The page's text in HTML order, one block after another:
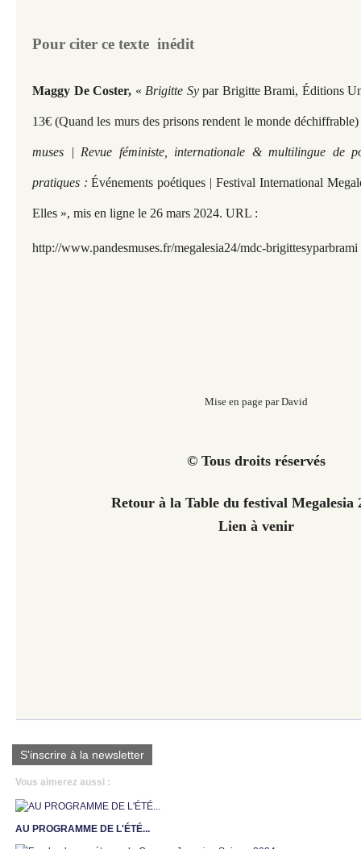
Pour citer ce texte inédit
Maggy De Coster, « Brigitte Sypar Brigitte Brami, Éditions
13€ (Quand les murs des prisons rendent le monde
muses | Revue féministe, internationale & multilingue de
pratiques : Événements poétiques | Festival International
Elles », mis en ligne le 26 mars 2024. URL :
http://www.pandesmuses.fr/megalesia24/mdc-brigittesyparbrami
Mise en page par David
© Tous droits réservés
Retour à la Table du festival Megalesia
Lien à venir
S'inscrire à la newsletter
Vous aimerez aussi :
AU PROGRAMME DE L'ÉTÉ...